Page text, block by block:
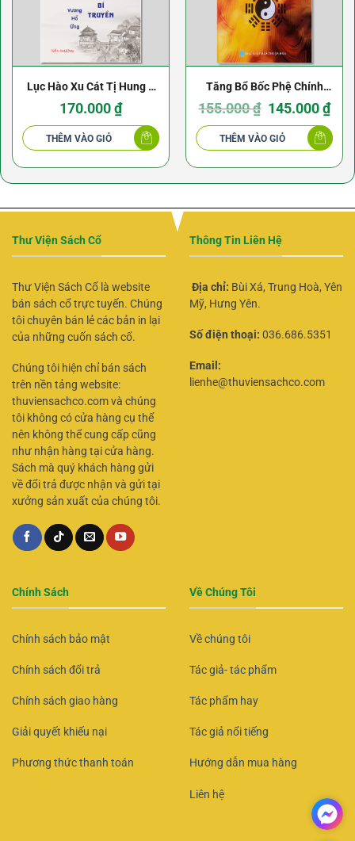
Lục Hào Xu Cát Tị Hung –
Hóa Giải Bí Truyền –
Vương Hổ Ứng
170.000₫
THÊM VÀO GIỎ
Tăng Bổ Bốc Phệ Chính
Tông – Vương Hồng Tự
(Dịch Vĩnh Cao)
155.000₫ Giá
gốc
155.000 ₫.
145.000₫Giá
hiện
là:
THÊM VÀO GIỎ
Thư Viện Sách Cổ
Thư Viện Sách Cổ là website
bán sách cổ trực tuyến. Chúng
tôi chuyên bán lẻ các bản in lại
của những cuốn sách cổ.
Chúng tôi hiện chỉ bán sách
trên nền tảng website:
thuviensachco.com và chúng
tôi không có cửa hàng cụ thể
nên không thể cung cấp cũng
như nhận hàng tại cửa hàng.
Sách mà quý khách hàng gửi
về đổi trả được nhận và gửi tại
xưởng sản xuất của chúng tôi.
Thông Tin Liên Hệ
Địa chỉ: Bùi Xá, Trung Hoà, Yên
Mỹ, Hưng Yên.
Số điện thoại: 036.686.5351
Email:
lienhe@thuviensachco.com
Chính Sách
Chính sách bảo mật
Chính sách đổi trả
Chính sách giao hàng
Giải quyết khiếu nại
Phương thức thanh toán
Về Chúng Tôi
Về chúng tôi
Tác giả- tác phẩm
Tác phẩm hay
Tác giả nổi tiếng
Hướng dẫn mua hàng
Liên hệ